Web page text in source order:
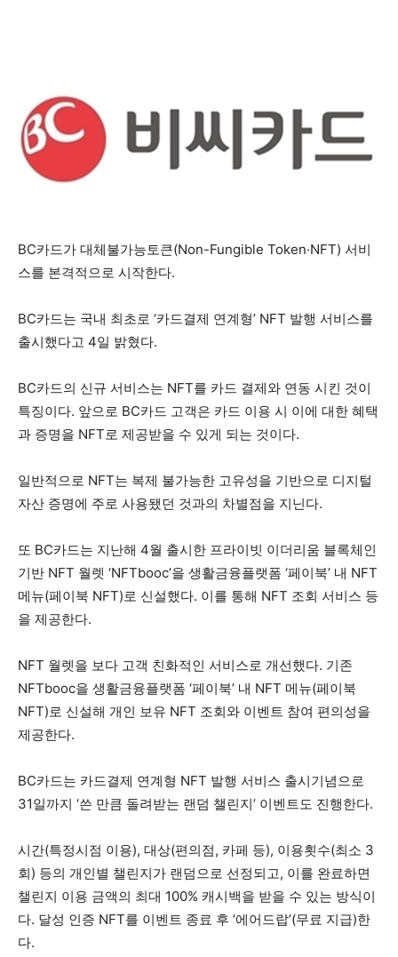
BC카드가 대체불가능토큰(Non-Fungible Token·NFT) 서비
스를 본격적으로 시작한다.
BC카드는 국내 최초로 ‘카드결제 연계형’ NFT 발행 서비스를
출시했다고 4일 밝혔다.
BC카드의 신규 서비스는 NFT를 카드 결제와 연동 시킨 것이
특징이다. 앞으로 BC카드 고객은 카드 이용 시 이에 대한 혜택
과 증명을 NFT로 제공받을 수 있게 되는 것이다.
일반적으로 NFT는 복제 불가능한 고유성을 기반으로 디지털
자산 증명에 주로 사용됐던 것과의 차별점을 지닌다.
또 BC카드는 지난해 4월 출시한 프라이빗 이더리움 블록체인
기반 NFT 월렛 ‘NFTbooc’을 생활금융플랫폼 ‘페이북’ 내 NFT
메뉴(페이북 NFT)로 신설했다. 이를 통해 NFT 조회 서비스 등
을 제공한다.
NFT 월렛을 보다 고객 친화적인 서비스로 개선했다. 기존
NFTbooc을 생활금융플랫폼 ‘페이북’ 내 NFT 메뉴(페이북
NFT)로 신설해 개인 보유 NFT 조회와 이벤트 참여 편의성을
제공한다.
BC카드는 카드결제 연계형 NFT 발행 서비스 출시기념으로
31일까지 ‘쓴 만큼 돌려받는 랜덤 챌린지’ 이벤트도 진행한다.
시간(특정시점 이용), 대상(편의점, 카페 등), 이용횟수(최소 3
회) 등의 개인별 챌린지가 랜덤으로 선정되고, 이를 완료하면
챌린지 이용 금액의 최대 100% 캐시백을 받을 수 있는 방식이
다. 달성 인증 NFT를 이벤트 종료 후 ‘에어드랍’(무료 지급)한
다.